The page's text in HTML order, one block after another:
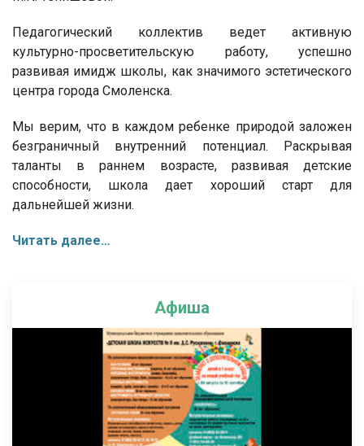
Афиша
Педагогический коллектив ведет активную
культурно-просветительскую работу, успешно
развивая имидж школы, как значимого эстетического
центра города Смоленска.
Мы верим, что в каждом ребенке природой заложен
безграничный внутренний потенциал. Раскрывая
таланты в раннем возрасте, развивая детские
способности, школа дает хороший старт для
дальнейшей жизни.
Читать далее…